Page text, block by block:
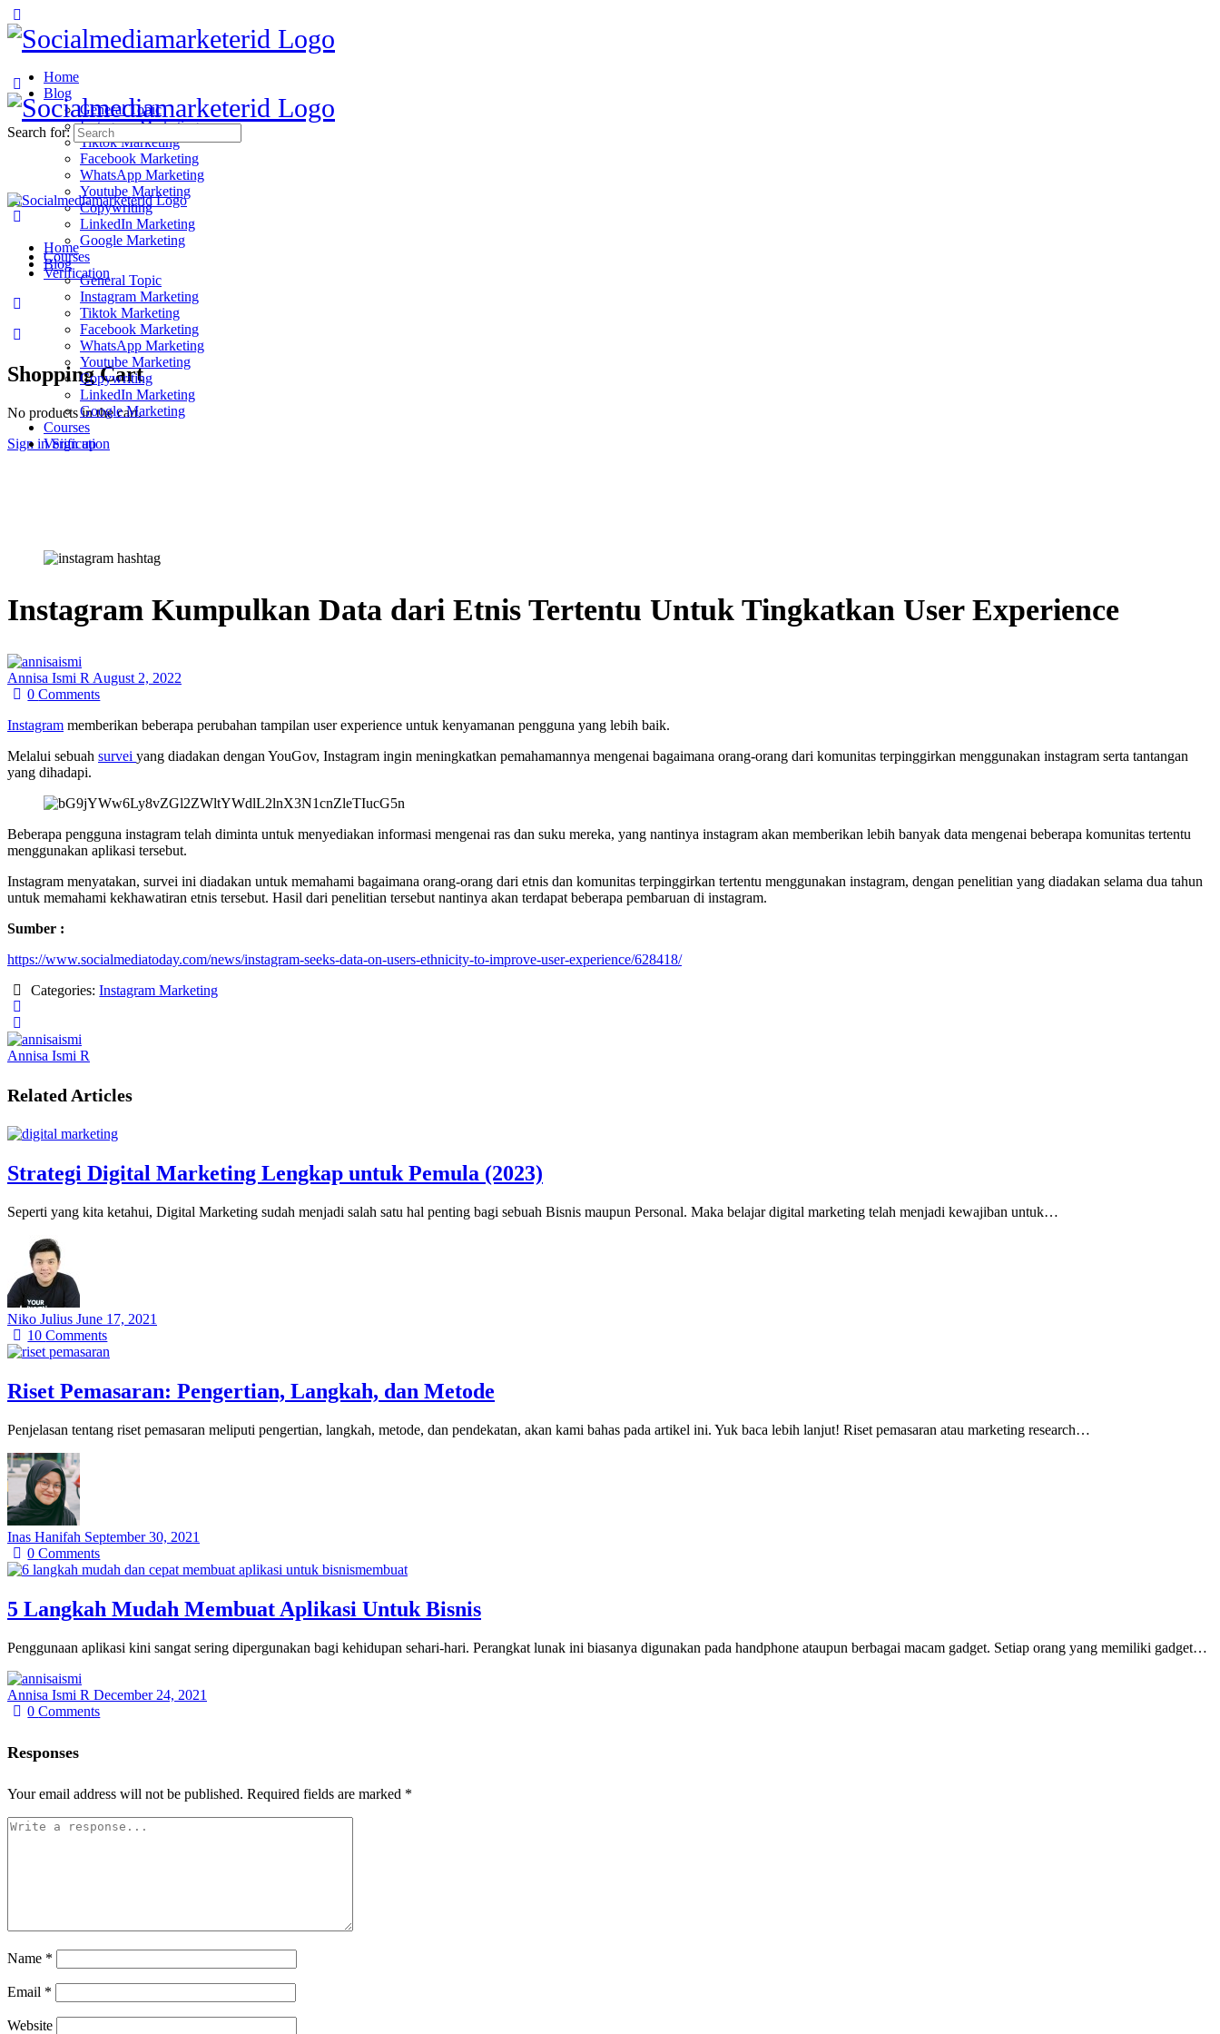
Home
Blog
General Topic
Instagram Marketing
Tiktok Marketing
Facebook Marketing
WhatsApp Marketing
Youtube Marketing
Copywriting
LinkedIn Marketing
Google Marketing
Courses
Verification
Shopping Cart
No products in the cart.
Sign in Sign up
Search for:
Home
Blog
General Topic
Instagram Marketing
Tiktok Marketing
Facebook Marketing
WhatsApp Marketing
Youtube Marketing
Copywriting
LinkedIn Marketing
Google Marketing
Courses
Verification
Instagram Kumpulkan Data dari Etnis Tertentu Untuk Tingkatkan User Experience
Annisa Ismi RAugust 2, 2022
0Comments
Instagram memberikan beberapa perubahan tampilan user experience untuk kenyamanan pengguna yang lebih baik.
Melalui sebuah survei yang diadakan dengan YouGov, Instagram ingin meningkatkan pemahamannya mengenai bagaimana orang-orang dari komunitas terpinggirkan menggunakan instagram serta tantangan
yang dihadapi.
Beberapa pengguna instagram telah diminta untuk menyediakan informasi mengenai ras dan suku mereka, yang nantinya instagram akan memberikan lebih banyak data mengenai beberapa komunitas tertentu
menggunakan aplikasi tersebut.
Instagram menyatakan, survei ini diadakan untuk memahami bagaimana orang-orang dari etnis dan komunitas terpinggirkan tertentu menggunakan instagram, dengan penelitian yang diadakan selama dua tahun
untuk memahami kekhawatiran etnis tersebut. Hasil dari penelitian tersebut nantinya akan terdapat beberapa pembaruan di instagram.
Sumber :
https://www.socialmediatoday.com/news/instagram-seeks-data-on-users-ethnicity-to-improve-user-experience/628418/
Categories:Instagram Marketing
Annisa Ismi R
Related Articles
Strategi Digital Marketing Lengkap untuk Pemula (2023)
Seperti yang kita ketahui, Digital Marketing sudah menjadi salah satu hal penting bagi sebuah Bisnis maupun Personal. Maka belajar digital marketing telah menjadi kewajiban untuk…
Niko Julius June 17, 2021
10Comments
Riset Pemasaran: Pengertian, Langkah, dan Metode
Penjelasan tentang riset pemasaran meliputi pengertian, langkah, metode, dan pendekatan, akan kami bahas pada artikel ini. Yuk baca lebih lanjut! Riset pemasaran atau marketing research…
Inas Hanifah September 30, 2021
0Comments
5 Langkah Mudah Membuat Aplikasi Untuk Bisnis
Penggunaan aplikasi kini sangat sering dipergunakan bagi kehidupan sehari-hari. Perangkat lunak ini biasanya digunakan pada handphone ataupun berbagai macam gadget. Setiap orang yang memiliki gadget…
Annisa Ismi R December 24, 2021
0Comments
Responses
Your email address will not be published. Required fields are marked *
Name *
Email *
Website